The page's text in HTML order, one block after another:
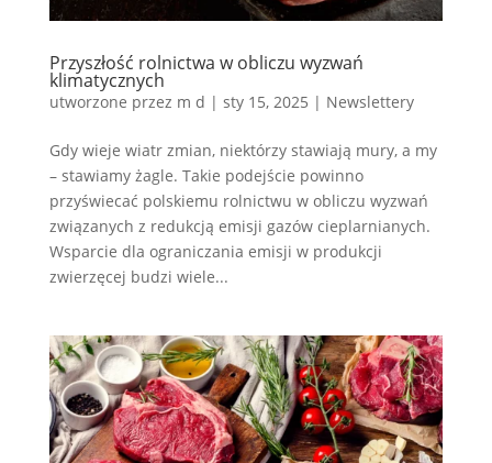
Przyszłość rolnictwa w obliczu wyzwań
klimatycznych
utworzone przez m d | sty 15, 2025 | Newslettery
Gdy wieje wiatr zmian, niektórzy stawiają mury, a my
– stawiamy żagle. Takie podejście powinno
przyświecać polskiemu rolnictwu w obliczu wyzwań
związanych z redukcją emisji gazów cieplarnianych.
Wsparcie dla ograniczania emisji w produkcji
zwierzęcej budzi wiele...